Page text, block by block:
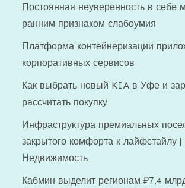
Постоянная неуверенность в себе
ранним признаком слабоумия
Платформа контейнеризации
корпоративных сервисов
Как выбрать новый KIA в Уфе и
рассчитать покупку
Инфраструктура премиальных
закрытого комфорта к лайфстайлу
Недвижимость
Кабмин выделит регионам ₽7,4